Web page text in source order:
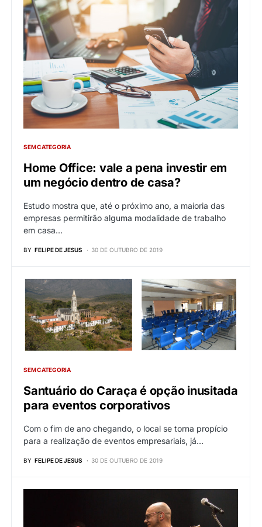
SEM CATEGORIA
Home Office: vale a pena investir em
um negócio dentro de casa?
Estudo mostra que, até o próximo ano, a maioria das
empresas permitirão alguma modalidade de trabalho
em casa…
BY FELIPE DE JESUS 30 DE OUTUBRO DE 2019
SEM CATEGORIA
Santuário do Caraça é opção inusitada
para eventos corporativos
Com o fim de ano chegando, o local se torna propício
para a realização de eventos empresariais, já…
BY FELIPE DE JESUS 30 DE OUTUBRO DE 2019